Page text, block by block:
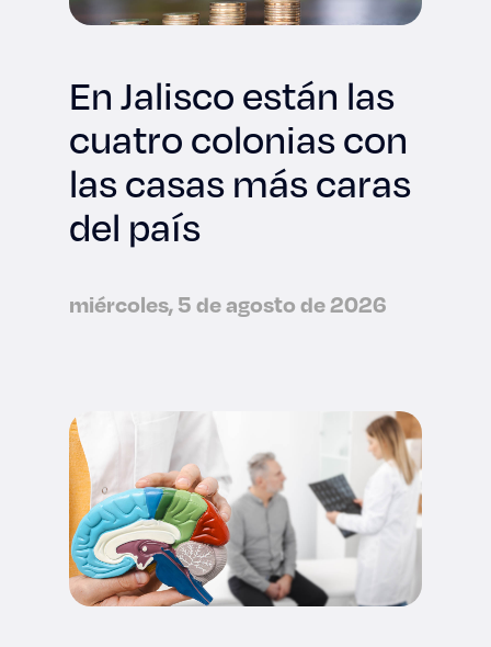
En Jalisco están las
cuatro colonias con
las casas más caras
del país
miércoles, 5 de agosto de 2026